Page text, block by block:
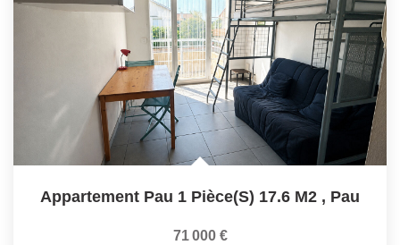
Nos Partenaires
ACTUALITÉS
CONTACT
Appartement Pau 1 Pièce(s) 17.6 M2 , Pau
71 000 €